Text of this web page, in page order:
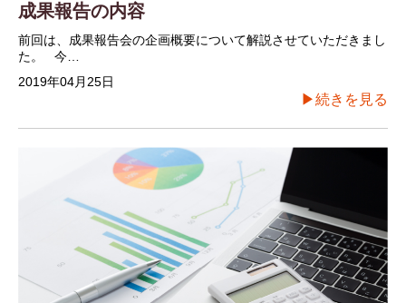
成果報告の内容
前回は、成果報告会の企画概要について解説させていただきまし
た。 今…
2019年04月25日
▶続きを見る